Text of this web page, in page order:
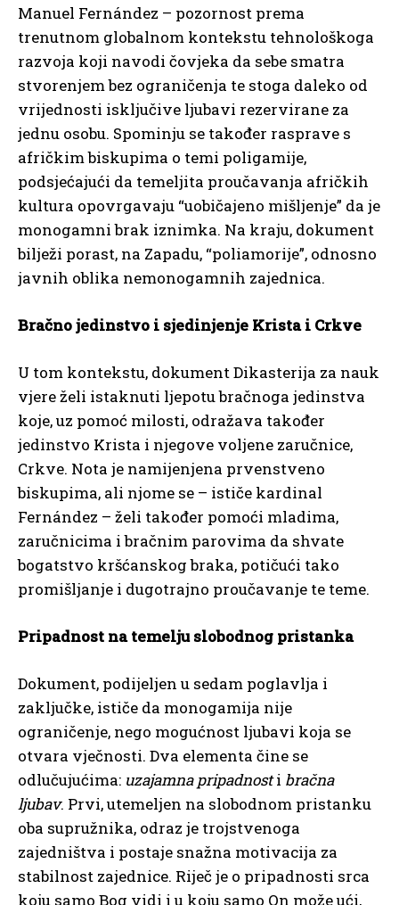
Manuel Fernández – pozornost prema
trenutnom globalnom kontekstu tehnološkoga
razvoja koji navodi čovjeka da sebe smatra
stvorenjem bez ograničenja te stoga daleko od
vrijednosti isključive ljubavi rezervirane za
jednu osobu. Spominju se također rasprave s
afričkim biskupima o temi poligamije,
podsjećajući da temeljita proučavanja afričkih
kultura opovrgavaju “uobičajeno mišljenje” da je
monogamni brak iznimka. Na kraju, dokument
bilježi porast, na Zapadu, “poliamorije”, odnosno
javnih oblika nemonogamnih zajednica.
Bračno jedinstvo i sjedinjenje Krista i Crkve
U tom kontekstu, dokument Dikasterija za nauk
vjere želi istaknuti ljepotu bračnoga jedinstva
koje, uz pomoć milosti, odražava također
jedinstvo Krista i njegove voljene zaručnice,
Crkve. Nota je namijenjena prvenstveno
biskupima, ali njome se – ističe kardinal
Fernández – želi također pomoći mladima,
zaručnicima i bračnim parovima da shvate
bogatstvo kršćanskog braka, potičući tako
promišljanje i dugotrajno proučavanje te teme.
Pripadnost na temelju slobodnog pristanka
Dokument, podijeljen u sedam poglavlja i
zaključke, ističe da monogamija nije
ograničenje, nego mogućnost ljubavi koja se
otvara vječnosti. Dva elementa čine se
odlučujućima: uzajamna pripadnosti bračna
ljubav. Prvi, utemeljen na slobodnom pristanku
oba supružnika, odraz je trojstvenoga
zajedništva i postaje snažna motivacija za
stabilnost zajednice. Riječ je o pripadnosti srca
koju samo Bog vidi i u koju samo On može ući,